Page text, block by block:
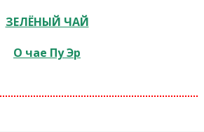
ЗЕЛЁНЫЙ ЧАЙ
О чае Пу Эр